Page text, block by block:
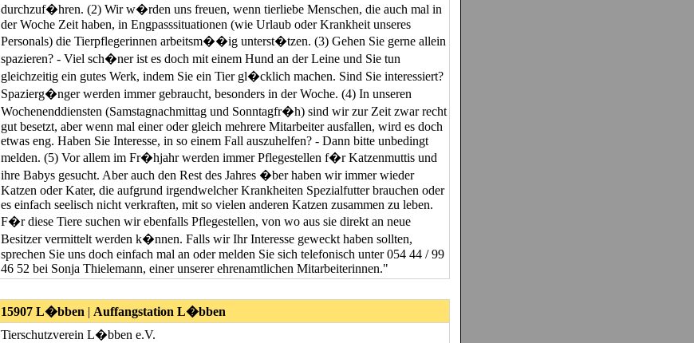
durchzuf�hren. (2) Wir w�rden uns freuen, wenn tierliebe Menschen, die auch mal in
der Woche Zeit haben, in Engpasssituationen (wie Urlaub oder Krankheit unseres
Personals) die Tierpflegerinnen arbeitsm��ig unterst�tzen. (3) Gehen Sie gerne allein
spazieren? - Viel sch�ner ist es doch mit einem Hund an der Leine und Sie tun
gleichzeitig ein gutes Werk, indem Sie ein Tier gl�cklich machen. Sind Sie interessiert?
Spazierg�nger werden immer gebraucht, besonders in der Woche. (4) In unseren
Wochenenddiensten (Samstagnachmittag und Sonntagfr�h) sind wir zur Zeit zwar recht
gut besetzt, aber wenn mal einer oder gleich mehrere Mitarbeiter ausfallen, wird es doch
etwas eng. Haben Sie Interesse, in so einem Fall auszuhelfen? - Dann bitte unbedingt
melden. (5) Vor allem im Fr�hjahr werden immer Pflegestellen f�r Katzenmuttis und
ihre Babys gesucht. Aber auch den Rest des Jahres �ber haben wir immer wieder
Katzen oder Kater, die aufgrund irgendwelcher Krankheiten Spezialfutter brauchen oder
es einfach seelisch nicht verkraften, mit so vielen anderen Katzen zusammen zu leben.
F�r diese Tiere suchen wir ebenfalls Pflegestellen, von wo aus sie direkt an neue
Besitzer vermittelt werden k�nnen. Falls wir Ihr Interesse geweckt haben sollten,
sprechen Sie uns doch einfach mal an oder melden Sie sich telefonisch unter 054 44 / 99
46 52 bei Sonja Thielemann, einer unserer ehrenamtlichen Mitarbeiterinnen."
15907 L�bben | Auffangstation L�bben
Tierschutzverein L�bben e.V.